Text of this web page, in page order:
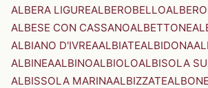
ALBERA LIGUREALBEROBELLO
ALBESE CON CASSANOALBETTONE
ALBIANO D'IVREAALBIATEALBIDONA
ALBINEAALBINOALBIOLOALBISOLA
ALBISSOLA MARINAALBIZZATE